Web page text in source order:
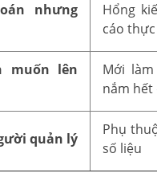
nhưng
Hổng
cáo
muốn lên
Mới
nắm
quản lý
Phụ
số liệu